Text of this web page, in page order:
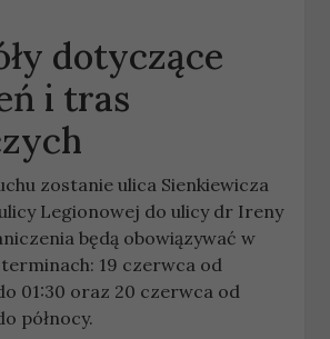
dotyczące
i tras
zostanie ulica Sienkiewicza
Legionowej do ulicy dr Ireny
będą obowiązywać w
19 czerwca od
01:30 oraz 20 czerwca od
północy.